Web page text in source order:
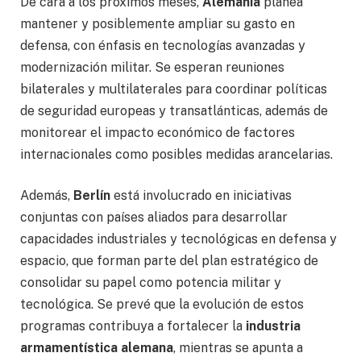
mantener y posiblemente ampliar su gasto en
defensa, con énfasis en tecnologías avanzadas y
modernización militar. Se esperan reuniones
bilaterales y multilaterales para coordinar políticas
de seguridad europeas y transatlánticas, además de
monitorear el impacto económico de factores
internacionales como posibles medidas arancelarias.
Además, Berlín está involucrado en iniciativas
conjuntas con países aliados para desarrollar
capacidades industriales y tecnológicas en defensa y
espacio, que forman parte del plan estratégico de
consolidar su papel como potencia militar y
tecnológica. Se prevé que la evolución de estos
programas contribuya a fortalecer la industria
armamentística alemana, mientras se apunta a